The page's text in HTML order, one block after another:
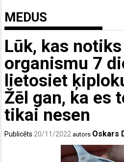
MEDUS
Lūk, kas
organismu 7
lietosiet
Žēl gan, ka es
tikai nesen
Publicēts 20/11/2022 autors Oskars